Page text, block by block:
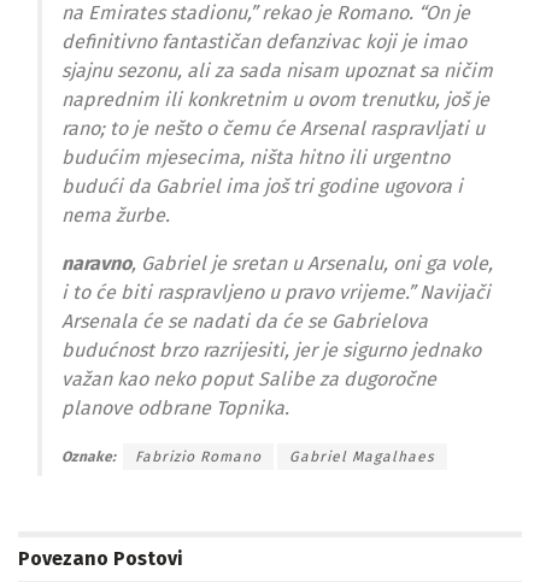
na Emirates stadionu,” rekao je Romano. “On je
definitivno fantastičan defanzivac koji je imao
sjajnu sezonu, ali za sada nisam upoznat sa ničim
naprednim ili konkretnim u ovom trenutku, još je
rano; to je nešto o čemu će Arsenal raspravljati u
budućim mjesecima, ništa hitno ili urgentno
budući da Gabriel ima još tri godine ugovora i
nema žurbe.
naravno, Gabriel je sretan u Arsenalu, oni ga vole,
i to će biti raspravljeno u pravo vrijeme.” Navijači
Arsenala će se nadati da će se Gabrielova
budućnost brzo razrijesiti, jer je sigurno jednako
važan kao neko poput Salibe za dugoročne
planove odbrane Topnika.
Oznake: Fabrizio Romano Gabriel Magalhaes
Povezano Postovi